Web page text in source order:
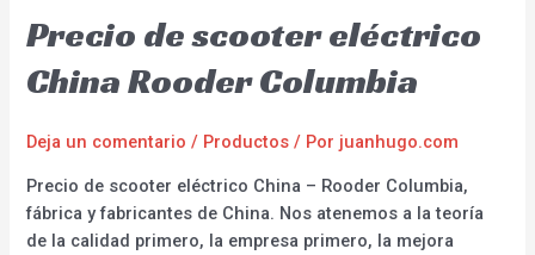
Precio de scooter eléctrico
China Rooder Columbia
Deja un comentario / Productos / Por juanhugo.com
Precio de scooter eléctrico China – Rooder Columbia,
fábrica y fabricantes de China. Nos atenemos a la teoría
de la calidad primero, la empresa primero, la mejora